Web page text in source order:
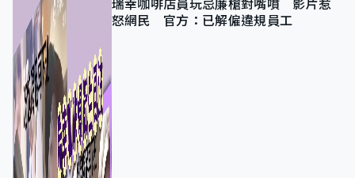
瑞幸咖啡店員玩忌廉槍對嘴噴 影片惹
怒網民 官方：已解僱違規員工